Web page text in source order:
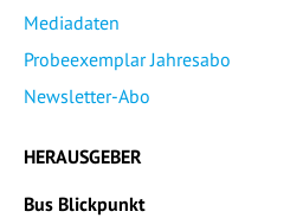
Mediadaten
Probeexemplar Jahresabo
Newsletter-Abo
HERAUSGEBER
Bus Blickpunkt